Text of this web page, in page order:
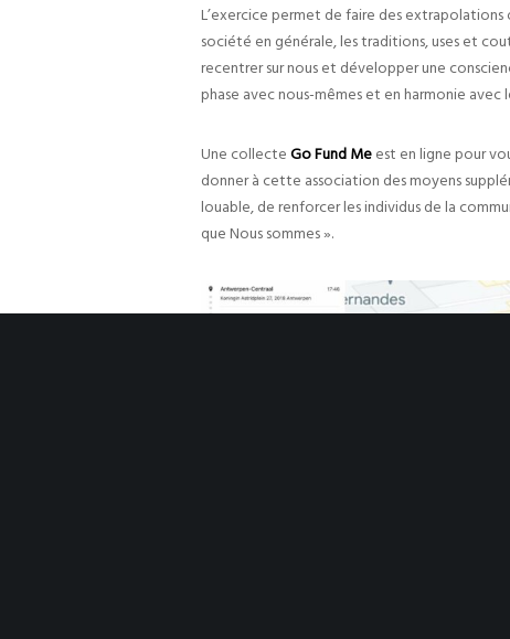
L’exercice permet de faire des
société en générale, les traditions, uses et
recentrer sur nous et développer une
phase avec nous-mêmes et en harmonie avec
Une collecteGo Fund Meest en ligne pour
donner à cette association des moyens
louable, de renforcer les individus de la
que Nous sommes ».